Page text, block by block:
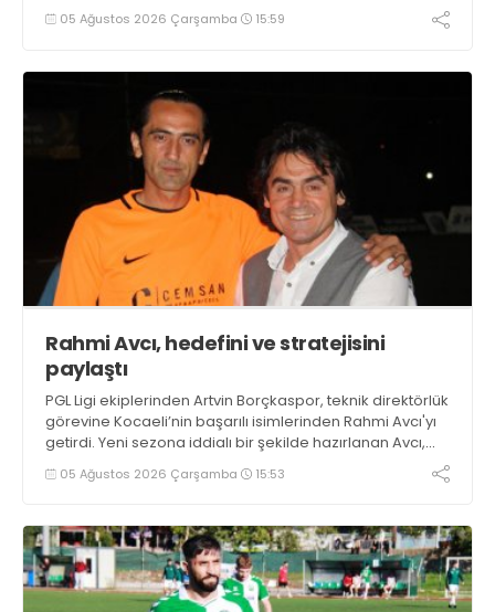
05 Ağustos 2026 Çarşamba 15:59
Rahmi Avcı, hedefini ve stratejisini
paylaştı
PGL Ligi ekiplerinden Artvin Borçkaspor, teknik direktörlük
görevine Kocaeli’nin başarılı isimlerinden Rahmi Avcı'yı
getirdi. Yeni sezona iddialı bir şekilde hazırlanan Avcı,
duygularını aktardı.
05 Ağustos 2026 Çarşamba 15:53